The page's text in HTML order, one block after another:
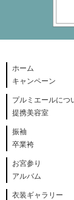
ホーム
キャンペーン
プルミエールにつ
提携美容室
振袖
卒業袴
お宮参り
アルバム
衣装ギャラリー